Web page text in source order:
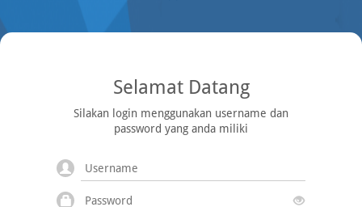
Selamat Datang
Silakan login menggunakan username dan
password yang anda miliki